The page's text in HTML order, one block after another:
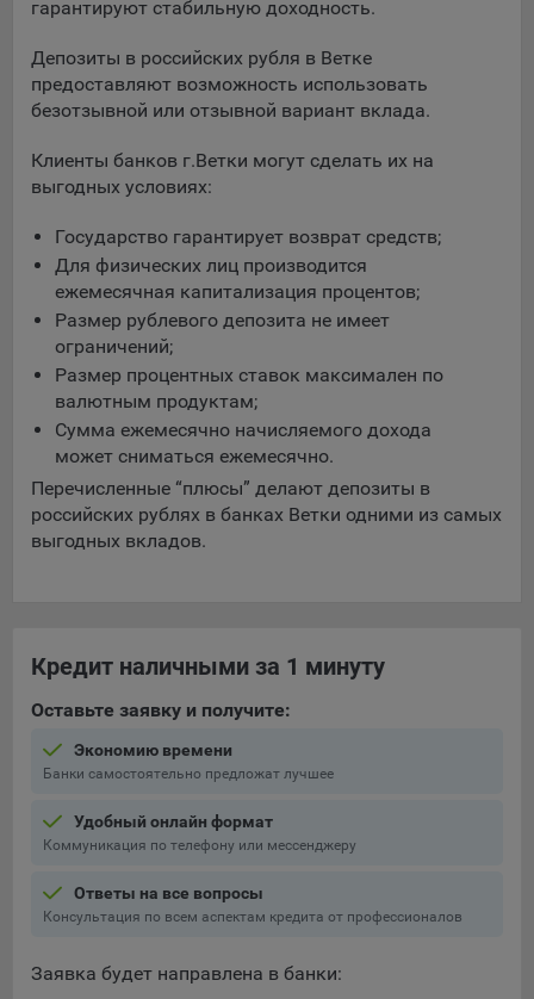
Компании, которой мы поручаем обработку данных для
данной цели:
компанией, согласно договора аренды ООО «Рэкун
технолоджи», 220069 г. Минск, пр-т Дзержинского, д.3Б,
Рекламные Cookie
Отключение рекламных cookie-файлы не позволит
принимать меры по совершенствованию работы
Сайта, исходя из предпочтений пользователя, а также
осуществлять подбор рекламы, иных рекламных
материалов по наиболее актуальному, подходящему
назначению для каждого конкретного пользователя.
Компании, которым мы поручаем обработку данных для
данной цели:
Яндекса рекламная сеть (Yandex Mobile Ads, ADFOX) -
предоставляемый компанией Google Ireland Ltd, Gordon
Сохранить мои изменения
Сохранить по умолчанию
гарантируют стабильную доходность.
Депозиты в российских рубля в Ветке
предоставляют возможность использовать
безотзывной или отзывной вариант вклада.
Клиенты банков г.Ветки могут сделать их на
выгодных условиях:
Государство гарантирует возврат средств;
Для физических лиц производится
ежемесячная капитализация процентов;
Размер рублевого депозита не имеет
ограничений;
Размер процентных ставок максимален по
валютным продуктам;
Сумма ежемесячно начисляемого дохода
может сниматься ежемесячно.
Перечисленные “плюсы” делают депозиты в
российских рублях в банках Ветки одними из самых
выгодных вкладов.
Кредит наличными за 1 минуту
Оставьте заявку и получите:
Экономию времени
Банки самостоятельно предложат лучшее
Удобный онлайн формат
Коммуникация по телефону или мессенджеру
Ответы на все вопросы
Консультация по всем аспектам кредита от профессионалов
Заявка будет направлена в банки: